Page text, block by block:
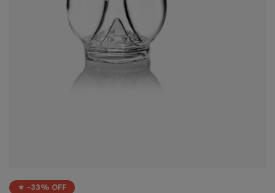
-33% OFF